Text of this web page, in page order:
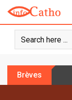
o
Brèves